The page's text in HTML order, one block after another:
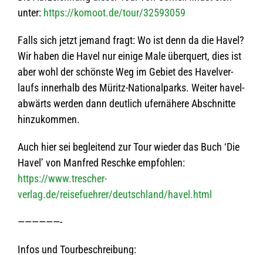
unter: https://komoot.de/tour/32593059
Falls sich jetzt jemand fragt: Wo ist denn da die Havel?
Wir haben die Havel nur einige Male über­quert, dies ist
aber wohl der schönste Weg im Gebiet des Havel­ver­
laufs inner­halb des Müritz-Natio­nal­parks. Wei­ter havel­
ab­wärts wer­den dann deut­lich ufer­nä­here Abschnitte
hinzukommen.
Auch hier sei beglei­tend zur Tour wie­der das Buch ‘Die
Havel’ von Man­fred Reschke empfohlen:
https://www.trescher-
verlag.de/reisefuehrer/deutschland/havel.html
——————-
Infos und Tourbeschreibung: